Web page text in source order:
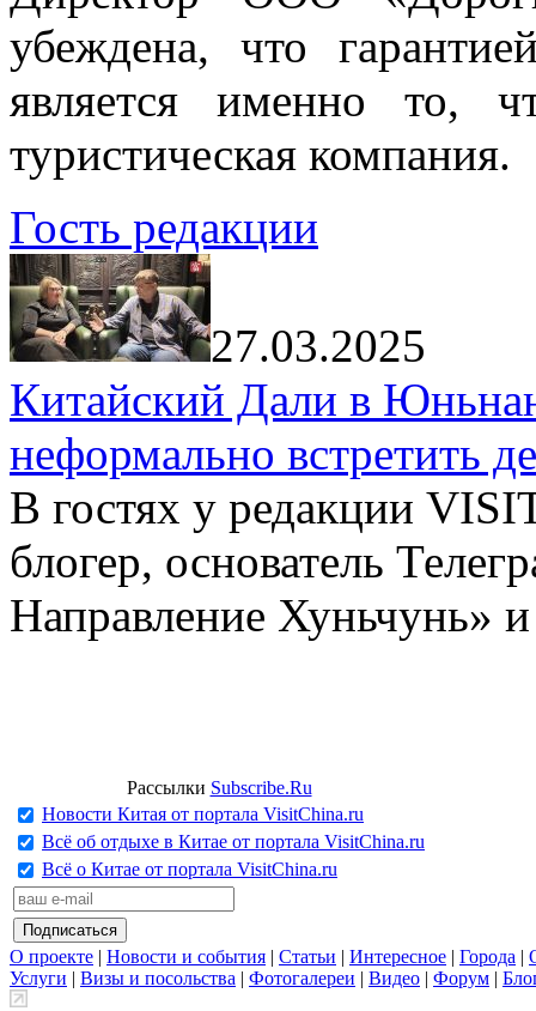
убеждена, что
является именно то,
туристическая компания.
Гость редакции
27.03.2025
Китайский Дали в
неформально встретить
В гостях у редакции
блогер, основатель
Направление Хуньчунь»
Рассылки Subscribe.Ru
Новости Китая от портала VisitChina.ru
Всё об отдыхе в Китае от портала VisitChina.ru
Всё о Китае от портала VisitChina.ru
О проекте | Новости и события | Статьи | Интересное | Города |
Услуги | Визы и посольства | Фотогалереи | Видео | Форум |